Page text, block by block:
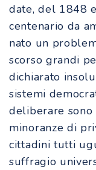
date, del 1848
centenario da
nato un
scorso grandi
dichiarato
sistemi
deliberare
minoranze di
cittadini tutti
suffragio